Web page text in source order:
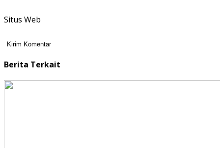
Situs Web
Berita Terkait